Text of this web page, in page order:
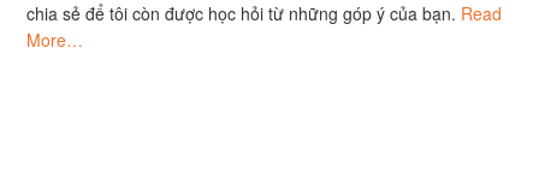
chia sẻ để tôi còn được học hỏi từ những góp ý của bạn. Read
More…